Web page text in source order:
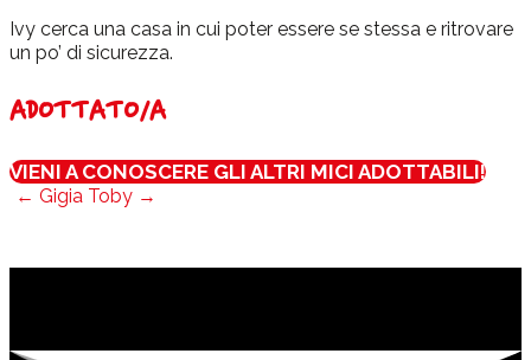
Ivy cerca una casa in cui poter essere se stessa e ritrovare
un po’ di sicurezza.
ADOTTATO/A
VIENI A CONOSCERE GLI ALTRI MICI ADOTTABILI!
← Gigia Toby →